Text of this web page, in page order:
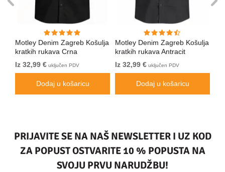
Motley Denim Zagreb Košulja
kratkih rukava Crna
Iz 32,99 € uključen PDV
Dodaj u košaricu
Motley Denim Zagreb Košulja
kratkih rukava Antracit
Iz 32,99 € uključen PDV
Dodaj u košaricu
PRIJAVITE SE NA NAŠ NEWSLETTER I UZ KOD
ZA POPUST OSTVARITE 10 % POPUSTA NA
SVOJU PRVU NARUDŽBU!